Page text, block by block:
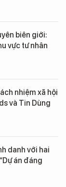
biên giới:
vực tư nhân
nhiệm xã hội
và Tin Dùng
danh với hai
án đáng